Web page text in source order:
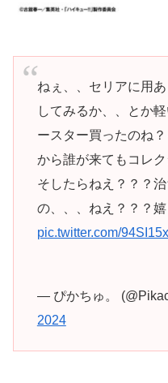
ねぇ、、セリアに用
してみるか、、とか
ースター買ったのね
から誰が来てもコレ
そしたらねえ？？？
の、、、ねえ？？？
pic.twitter.com/
— ぴかちゅ。
2024